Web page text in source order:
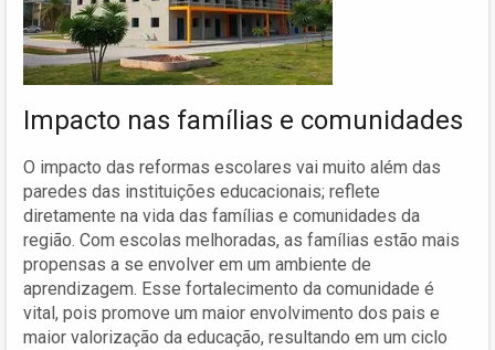
Impacto nas famílias e comunidades
O impacto das reformas escolares vai muito além das
paredes das instituições educacionais; reflete
diretamente na vida das famílias e comunidades da
região. Com escolas melhoradas, as famílias estão mais
propensas a se envolver em um ambiente de
aprendizagem. Esse fortalecimento da comunidade é
vital, pois promove um maior envolvimento dos pais e
maior valorização da educação, resultando em um ciclo